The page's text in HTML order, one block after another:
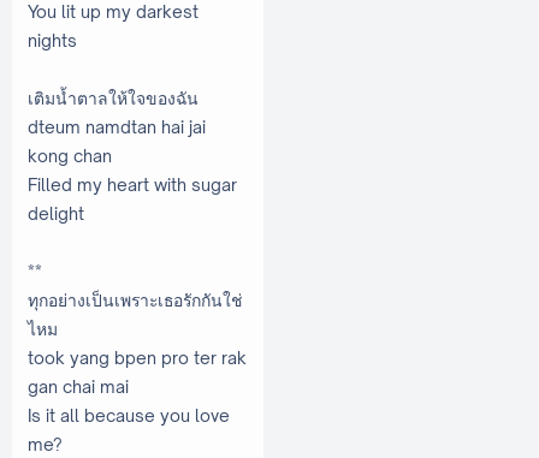
You lit up my darkest
nights
เติมน้ำตาลให้ใจของฉัน
dteum namdtan hai jai
kong chan
Filled my heart with sugar
delight
**
ทุกอย่างเป็นเพราะเธอรักกันใช่
ไหม
took yang bpen pro ter rak
gan chai mai
Is it all because you love
me?